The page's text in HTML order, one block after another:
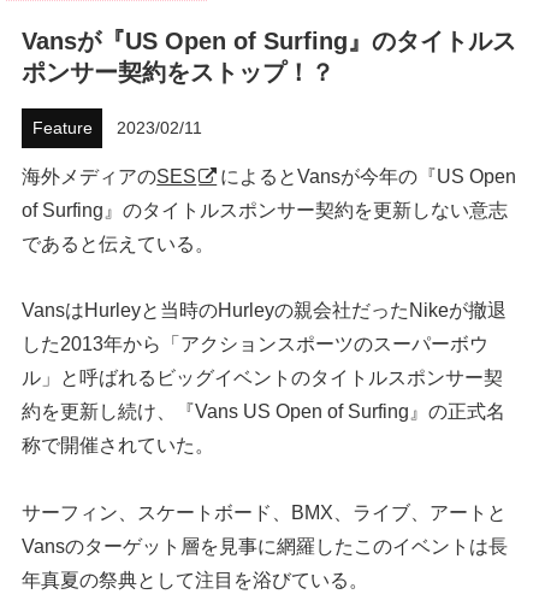
Vansが『US Open of Surfing』のタイトルス
ポンサー契約をストップ！？
Feature 2023/02/11
海外メディアのSES
によるとVansが今年の『US Open
of Surfing』のタイトルスポンサー契約を更新しない意志
であると伝えている。
VansはHurleyと当時のHurleyの親会社だったNikeが撤退
した2013年から「アクションスポーツのスーパーボウ
ル」と呼ばれるビッグイベントのタイトルスポンサー契
約を更新し続け、『Vans US Open of Surfing』の正式名
称で開催されていた。
サーフィン、スケートボード、BMX、ライブ、アートと
Vansのターゲット層を見事に網羅したこのイベントは長
年真夏の祭典として注目を浴びている。
試合
ウェストジャパン
FOLLOW US ON